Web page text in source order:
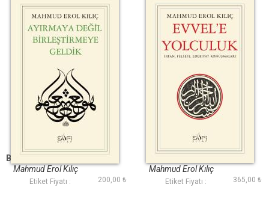
Ayırmaya Değil
Birleştirmeye Geldik
Mahmud Erol Kılıç
Etiket Fiyatı : 200,00 ₺
Evvele Yolculuk
Mahmud Erol Kılıç
Etiket Fiyatı : 365,00 ₺